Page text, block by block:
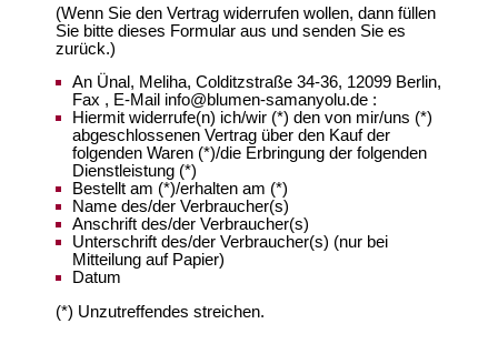
(Wenn Sie den Vertrag widerrufen wollen, dann füllen
Sie bitte dieses Formular aus und senden Sie es
zurück.)
An Ünal, Meliha, Colditzstraße 34-36, 12099 Berlin,
Fax , E-Mail info@blumen-samanyolu.de :
Hiermit widerrufe(n) ich/wir (*) den von mir/uns (*)
abgeschlossenen Vertrag über den Kauf der
folgenden Waren (*)/die Erbringung der folgenden
Dienstleistung (*)
Bestellt am (*)/erhalten am (*)
Name des/der Verbraucher(s)
Anschrift des/der Verbraucher(s)
Unterschrift des/der Verbraucher(s) (nur bei
Mitteilung auf Papier)
Datum
(*) Unzutreffendes streichen.